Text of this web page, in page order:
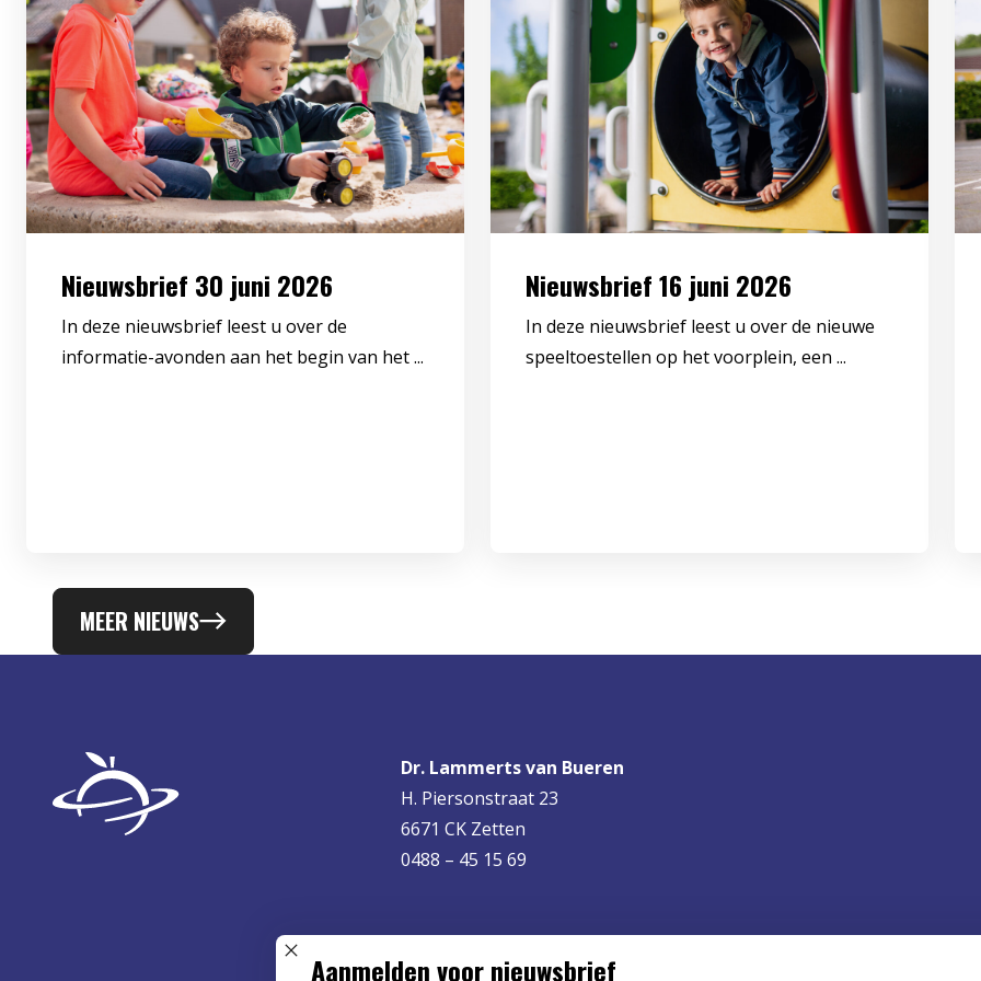
Nieuwsbrief 30 juni 2026
In deze nieuwsbrief leest u over de
informatie-avonden aan het begin van het ...
Nieuwsbrief 16 juni 2026
In deze nieuwsbrief leest u over de nieuwe
speeltoestellen op het voorplein, een ...
MEER NIEUWS
Dr. Lammerts van Bueren
H. Piersonstraat 23
6671 CK Zetten
0488 – 45 15 69
SLUIT POPUP
Aanmelden voor nieuwsbrief